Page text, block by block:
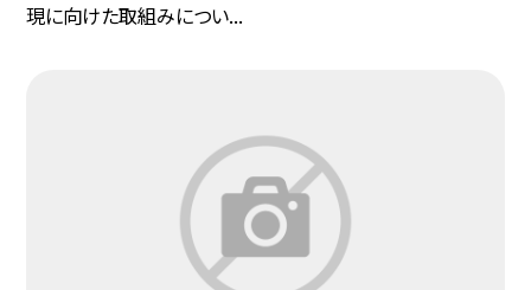
現に向けた取組みについ...